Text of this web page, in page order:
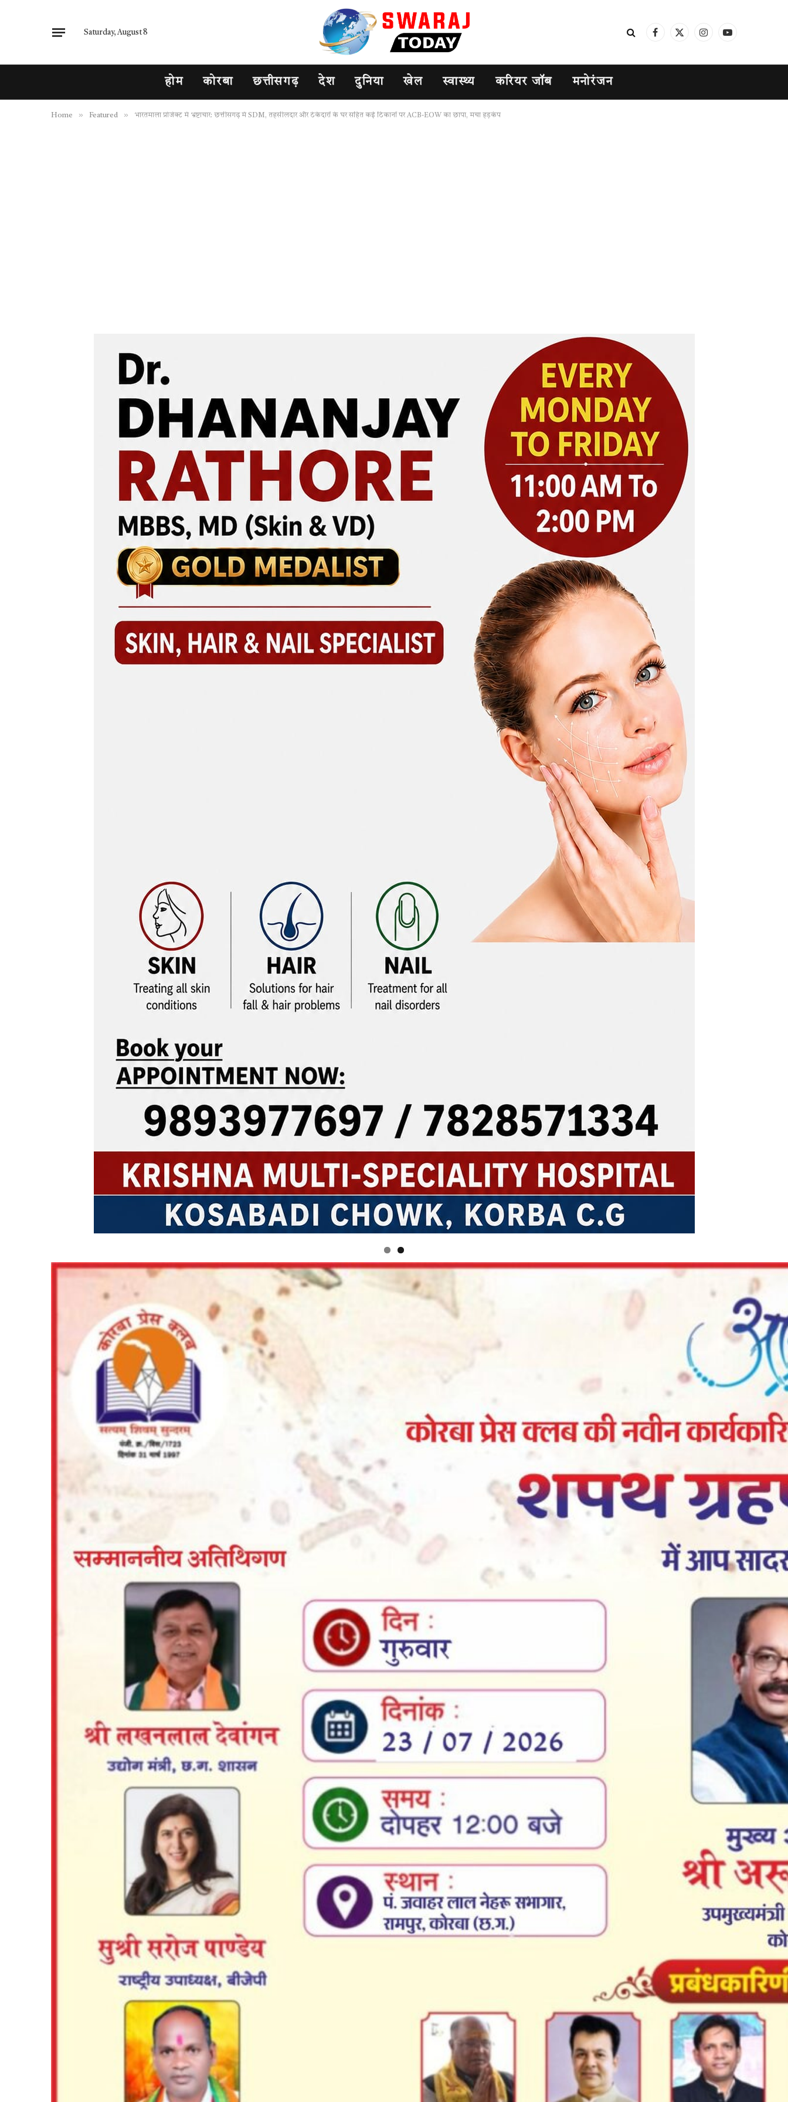
Saturday, August 8
Facebook
X
InstagramYouTube
होम कोरबा छत्तीसगढ़ देश दुनिया खेल स्वास्थ्य करियर जॉब मनोरंजन
Home » Featured » भारतमाला प्रोजेक्ट में भ्रष्टाचार: छत्तीसगढ़ में SDM, तहसीलदार और ठेकेदारों के घर सहित कई ठिकानों पर ACB-EOW का छापा, मचा हड़कंप